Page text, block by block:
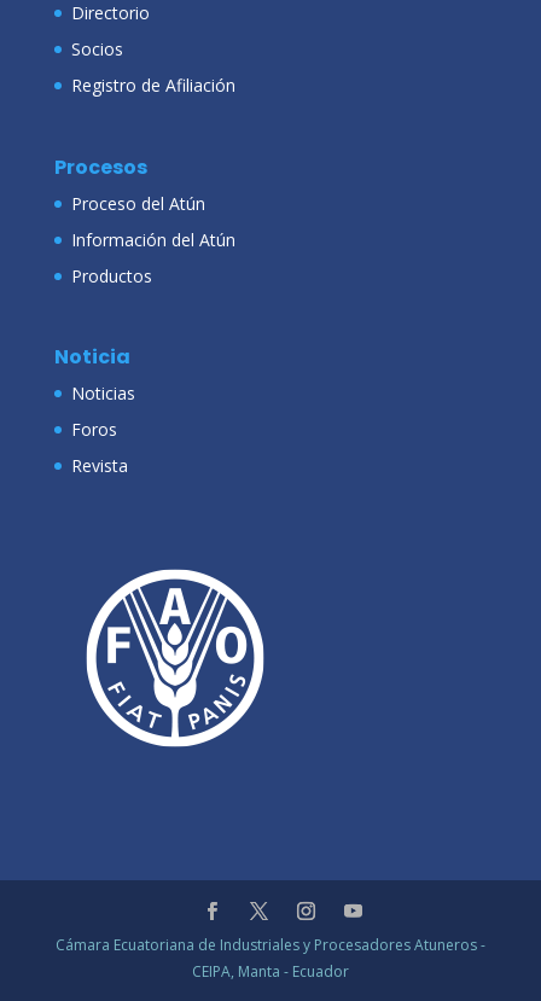
Directorio
Socios
Registro de Afiliación
Procesos
Proceso del Atún
Información del Atún
Productos
Noticia
Noticias
Foros
Revista
Cámara Ecuatoriana de Industriales y Procesadores Atuneros -
CEIPA, Manta - Ecuador